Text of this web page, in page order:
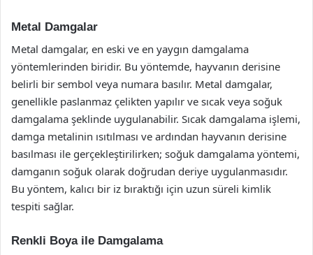
Metal Damgalar
Metal damgalar, en eski ve en yaygın damgalama
yöntemlerinden biridir. Bu yöntemde, hayvanın derisine
belirli bir sembol veya numara basılır. Metal damgalar,
genellikle paslanmaz çelikten yapılır ve sıcak veya soğuk
damgalama şeklinde uygulanabilir. Sıcak damgalama işlemi,
damga metalinin ısıtılması ve ardından hayvanın derisine
basılması ile gerçekleştirilirken; soğuk damgalama yöntemi,
damganın soğuk olarak doğrudan deriye uygulanmasıdır.
Bu yöntem, kalıcı bir iz bıraktığı için uzun süreli kimlik
tespiti sağlar.
Renkli Boya ile Damgalama